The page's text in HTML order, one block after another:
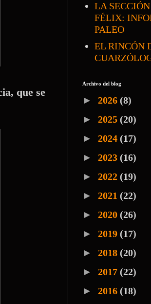
que se
LA
FÉLIX:
PALEO
EL RINCÓN
Archivo del blog
► 2026 (8)
► 2025 (20)
► 2024 (17)
► 2023 (16)
► 2022 (19)
► 2021 (22)
► 2020 (26)
► 2019 (17)
► 2018 (20)
► 2017 (22)
► 2016 (18)